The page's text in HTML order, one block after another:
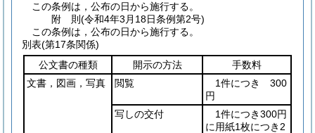
この条例は，公布の日から施行する。
附 則(令和4年3月18日条例第2号)
この条例は，公布の日から施行する。
別表(第17条関係)
公文書の種類
開示の方法
手数料
文書，図画，写真
閲覧
1件につき 300
円
写しの交付
1件につき300円
に用紙1枚につき2